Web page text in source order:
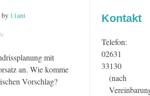
by 11ant
mit
an. Wie komme
Vorschlag?
Kontakt
Telefon:
02631
33130
(nach